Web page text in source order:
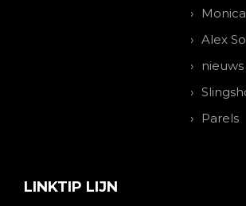
Alex
nieuws
Parels
LINKTIP LIJN